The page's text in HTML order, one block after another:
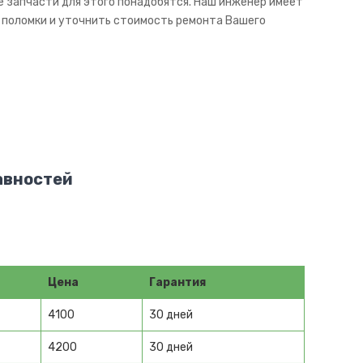
и уточнить стоимость ремонта Вашего
Цена Гарантия
4100 30 дней
4200 30 дней